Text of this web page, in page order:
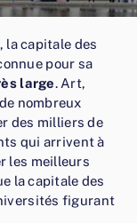
la capitale des
pour sa
large. Art,
nombreux
des milliers de
qui arrivent à
les meilleurs
la capitale des
figurant